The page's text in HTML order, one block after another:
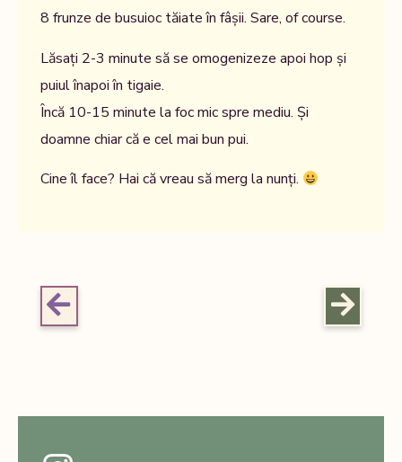
8 frunze de busuioc tăiate în fâșii. Sare, of course.
Lăsați 2-3 minute să se omogenizeze apoi hop și
puiul înapoi în tigaie.
Încă 10-15 minute la foc mic spre mediu. Și
doamne chiar că e cel mai bun pui.
Cine îl face? Hai că vreau să merg la nunți.